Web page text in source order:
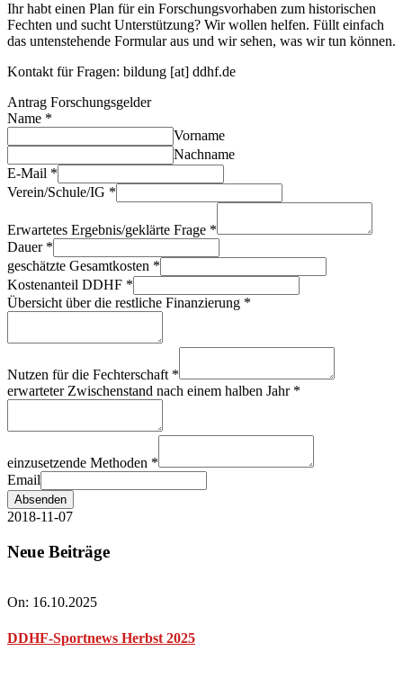
Ihr habt einen Plan für ein Forschungsvorhaben zum historischen
Fechten und sucht Unterstützung? Wir wollen helfen. Füllt einfach
das untenstehende Formular aus und wir sehen, was wir tun können.
Kontakt für Fragen: bildung [at] ddhf.de
Antrag Forschungsgelder
Name *
Vorname
Nachname
E-Mail *
Verein/Schule/IG *
Erwartetes Ergebnis/geklärte Frage *
Dauer *
geschätzte Gesamtkosten *
Kostenanteil DDHF *
Übersicht über die restliche Finanzierung *
Nutzen für die Fechterschaft *
erwarteter Zwischenstand nach einem halben Jahr *
einzusetzende Methoden *
Email
Absenden
2018-11-07
Neue Beiträge
On: 16.10.2025
DDHF-Sportnews Herbst 2025